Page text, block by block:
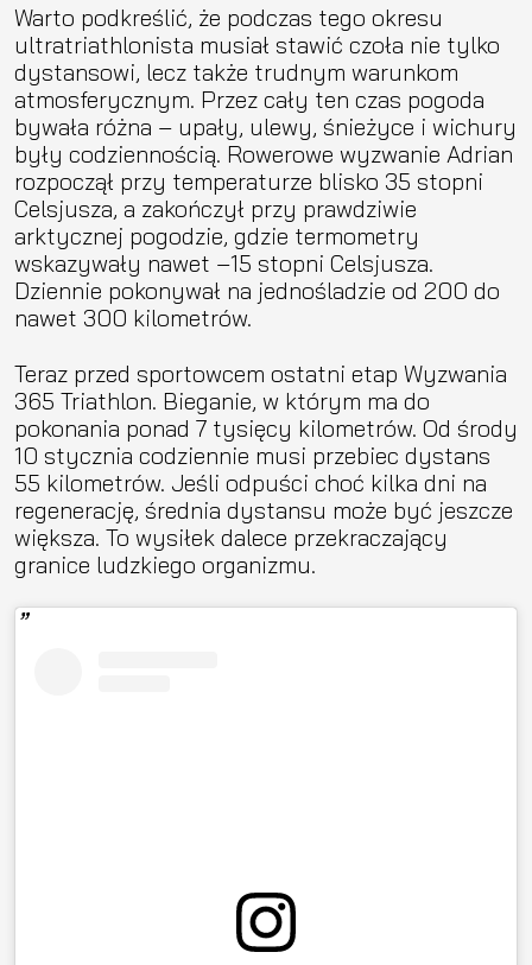
Warto podkreślić, że podczas tego okresu
ultratriathlonista musiał stawić czoła nie tylko
dystansowi, lecz także trudnym warunkom
atmosferycznym. Przez cały ten czas pogoda
bywała różna – upały, ulewy, śnieżyce i wichury
były codziennością. Rowerowe wyzwanie Adrian
rozpoczął przy temperaturze blisko 35 stopni
Celsjusza, a zakończył przy prawdziwie
arktycznej pogodzie, gdzie termometry
wskazywały nawet –15 stopni Celsjusza.
Dziennie pokonywał na jednośladzie od 200 do
nawet 300 kilometrów.
Teraz przed sportowcem ostatni etap Wyzwania
365 Triathlon. Bieganie, w którym ma do
pokonania ponad 7 tysięcy kilometrów. Od środy
10 stycznia codziennie musi przebiec dystans
55 kilometrów. Jeśli odpuści choć kilka dni na
regenerację, średnia dystansu może być jeszcze
większa. To wysiłek dalece przekraczający
granice ludzkiego organizmu.